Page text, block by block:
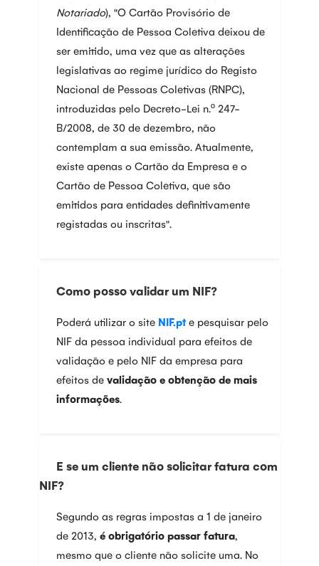
Notariado), "O Cartão Provisório de
Identificação de Pessoa Coletiva deixou de
ser emitido, uma vez que as alterações
legislativas ao regime jurídico do Registo
Nacional de Pessoas Coletivas (RNPC),
introduzidas pelo Decreto-Lei n.º 247-
B/2008, de 30 de dezembro, não
contemplam a sua emissão. Atualmente,
existe apenas o Cartão da Empresa e o
Cartão de Pessoa Coletiva, que são
emitidos para entidades definitivamente
registadas ou inscritas".
Como posso validar um NIF?
Poderá utilizar o site NIF.pt e pesquisar pelo
NIF da pessoa individual para efeitos de
validação e pelo NIF da empresa para
efeitos de validação e obtenção de mais
informações.
E se um cliente não solicitar fatura com
NIF?
Segundo as regras impostas a 1 de janeiro
de 2013, é obrigatório passar fatura,
mesmo que o cliente não solicite uma. No